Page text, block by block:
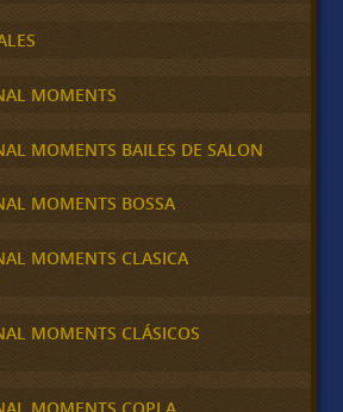
MOMENTS
MOMENTS BAILES DE SALON
MOMENTS BOSSA
MOMENTS CLASICA
MOMENTS CLÁSICOS
MOMENTS COPLA